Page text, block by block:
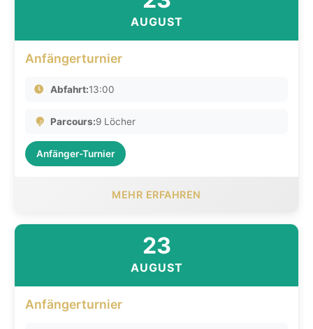
AUGUST
Anfängerturnier
Abfahrt:13:00
Parcours:9 Löcher
Anfänger-Turnier
MEHR ERFAHREN
23
AUGUST
Anfängerturnier